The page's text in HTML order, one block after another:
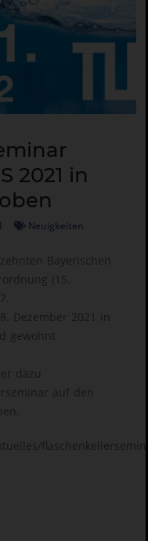
2021 in
Neuigkeiten
Bayerischen
(15.
Dezember 2021 in
gewohnt
dazu
auf den